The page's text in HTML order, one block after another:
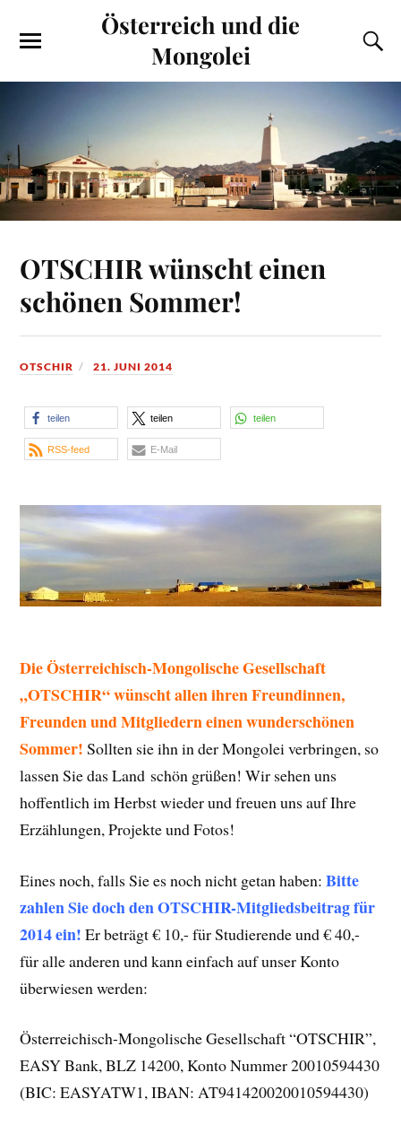
Österreich und die
Mongolei
OTSCHIR wünscht einen
schönen Sommer!
OTSCHIR 21. JUNI 2014
teilen teilen teilen
RSS-feed E-Mail
Die Österreichisch-Mongolische Gesellschaft
„OTSCHIR“ wünscht allen ihren Freundinnen,
Freunden und Mitgliedern einen wunderschönen
Sommer! Sollten sie ihn in der Mongolei verbringen, so
lassen Sie das Land schön grüßen! Wir sehen uns
hoffentlich im Herbst wieder und freuen uns auf Ihre
Erzählungen, Projekte und Fotos!
Eines noch, falls Sie es noch nicht getan haben:Bitte
zahlen Sie doch den OTSCHIR-Mitgliedsbeitrag für
2014 ein! Er beträgt € 10,- für Studierende und € 40,-
für alle anderen und kann einfach auf unser Konto
überwiesen werden:
Österreichisch-Mongolische Gesellschaft “OTSCHIR”,
EASY Bank, BLZ 14200, Konto Nummer 20010594430
(BIC: EASYATW1, IBAN: AT941420020010594430)